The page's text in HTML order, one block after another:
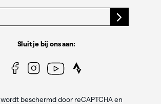
Sluit je bij ons aan:
beschermd door reCAPTCHA en